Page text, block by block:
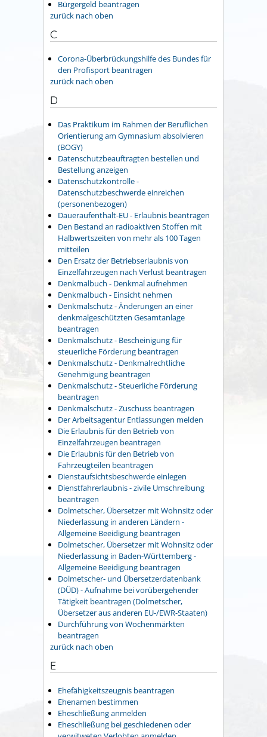
Bürgergeld beantragen
zurück nach oben
C
Corona-Überbrückungshilfe des Bundes für
den Profisport beantragen
zurück nach oben
D
Das Praktikum im Rahmen der Beruflichen
Orientierung am Gymnasium absolvieren
(BOGY)
Datenschutzbeauftragten bestellen und
Bestellung anzeigen
Datenschutzkontrolle -
Datenschutzbeschwerde einreichen
(personenbezogen)
Daueraufenthalt-EU - Erlaubnis beantragen
Den Bestand an radioaktiven Stoffen mit
Halbwertszeiten von mehr als 100 Tagen
mitteilen
Den Ersatz der Betriebserlaubnis von
Einzelfahrzeugen nach Verlust beantragen
Denkmalbuch - Denkmal aufnehmen
Denkmalbuch - Einsicht nehmen
Denkmalschutz - Änderungen an einer
denkmalgeschützten Gesamtanlage
beantragen
Denkmalschutz - Bescheinigung für
steuerliche Förderung beantragen
Denkmalschutz - Denkmalrechtliche
Genehmigung beantragen
Denkmalschutz - Steuerliche Förderung
beantragen
Denkmalschutz - Zuschuss beantragen
Der Arbeitsagentur Entlassungen melden
Die Erlaubnis für den Betrieb von
Einzelfahrzeugen beantragen
Die Erlaubnis für den Betrieb von
Fahrzeugteilen beantragen
Dienstaufsichtsbeschwerde einlegen
Dienstfahrerlaubnis - zivile Umschreibung
beantragen
Dolmetscher, Übersetzer mit Wohnsitz oder
Niederlassung in anderen Ländern -
Allgemeine Beeidigung beantragen
Dolmetscher, Übersetzer mit Wohnsitz oder
Niederlassung in Baden-Württemberg -
Allgemeine Beeidigung beantragen
Dolmetscher- und Übersetzerdatenbank
(DÜD) - Aufnahme bei vorübergehender
Tätigkeit beantragen (Dolmetscher,
Übersetzer aus anderen EU-/EWR-Staaten)
Durchführung von Wochenmärkten
beantragen
zurück nach oben
E
Ehefähigkeitszeugnis beantragen
Ehenamen bestimmen
Eheschließung anmelden
Eheschließung bei geschiedenen oder